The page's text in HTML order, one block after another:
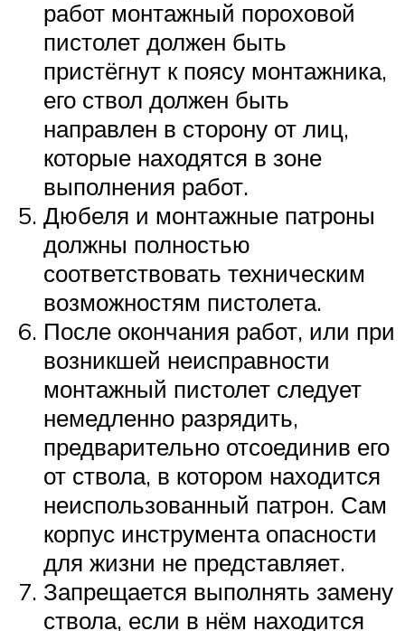
работ монтажный пороховой
пистолет должен быть
пристёгнут к поясу монтажника,
его ствол должен быть
направлен в сторону от лиц,
которые находятся в зоне
выполнения работ.
Дюбеля и монтажные патроны
должны полностью
соответствовать техническим
возможностям пистолета.
После окончания работ, или при
возникшей неисправности
монтажный пистолет следует
немедленно разрядить,
предварительно отсоединив его
от ствола, в котором находится
неиспользованный патрон. Сам
корпус инструмента опасности
для жизни не представляет.
Запрещается выполнять замену
ствола, если в нём находится